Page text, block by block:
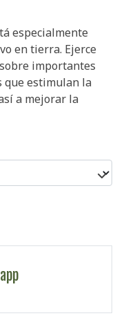
especialmente
en tierra. Ejerce
importantes
que estimulan la
a mejorar la